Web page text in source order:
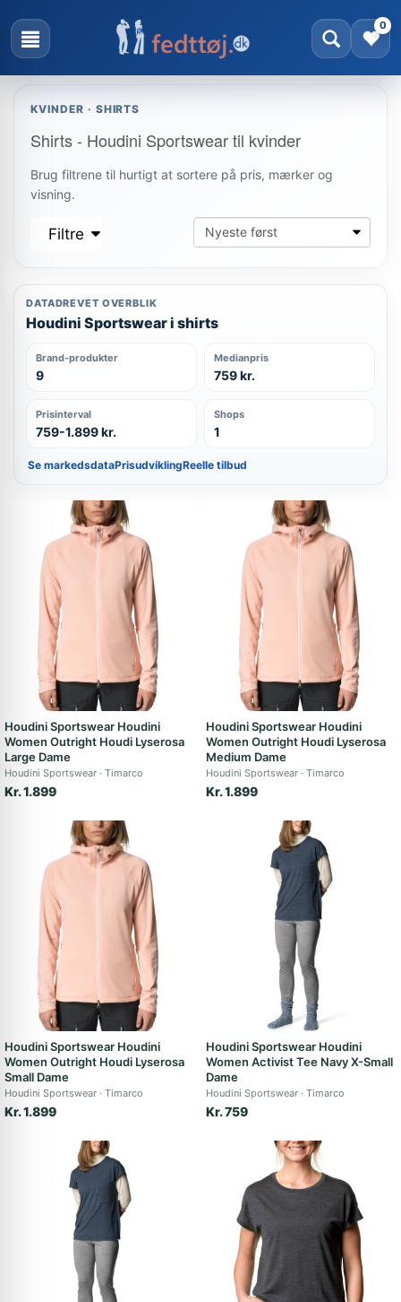
0
KVINDER · SHIRTS
Shirts - Houdini Sportswear til kvinder
Brug filtrene til hurtigt at sortere på pris, mærker og
visning.
Filtre
DATADREVET OVERBLIK
Houdini Sportswear i shirts
Brand-produkter
9
Medianpris
759 kr.
Prisinterval
759-1.899 kr.
Shops
1
Se markedsdataPrisudviklingReelle tilbud
Houdini Sportswear Houdini
Women Outright Houdi Lyserosa
Large Dame
Houdini Sportswear Timarco
Kr. 1.899
Houdini Sportswear Houdini
Women Outright Houdi Lyserosa
Medium Dame
Houdini Sportswear Timarco
Kr. 1.899
Houdini Sportswear Houdini
Women Outright Houdi Lyserosa
Small Dame
Houdini Sportswear Timarco
Kr. 1.899
Houdini Sportswear Houdini
Women Activist Tee Navy X-Small
Dame
Houdini Sportswear Timarco
Kr. 759